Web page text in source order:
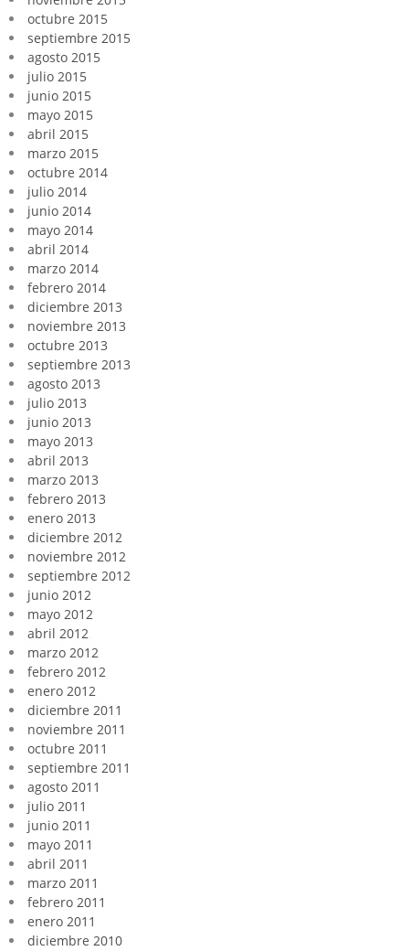
octubre 2015
septiembre 2015
agosto 2015
julio 2015
junio 2015
mayo 2015
abril 2015
marzo 2015
octubre 2014
julio 2014
junio 2014
mayo 2014
abril 2014
marzo 2014
febrero 2014
diciembre 2013
noviembre 2013
octubre 2013
septiembre 2013
agosto 2013
julio 2013
junio 2013
mayo 2013
abril 2013
marzo 2013
febrero 2013
enero 2013
diciembre 2012
noviembre 2012
septiembre 2012
junio 2012
mayo 2012
abril 2012
marzo 2012
febrero 2012
enero 2012
diciembre 2011
noviembre 2011
octubre 2011
septiembre 2011
agosto 2011
julio 2011
junio 2011
mayo 2011
abril 2011
marzo 2011
febrero 2011
enero 2011
diciembre 2010